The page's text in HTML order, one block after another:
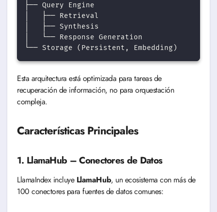
├── Query Engine
│   ├── Retrieval
│   ├── Synthesis
│   └── Response Generation
Esta arquitectura está optimizada para tareas de
recuperación de información, no para orquestación
compleja.
Características Principales
1. LlamaHub – Conectores de Datos
LlamaIndex incluye LlamaHub, un ecosistema con más de
100 conectores para fuentes de datos comunes: